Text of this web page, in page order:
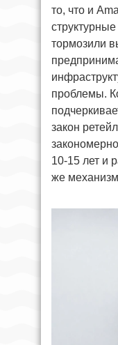
то, что и
тормозили
проблемы.
закон
10-15 лет и
же